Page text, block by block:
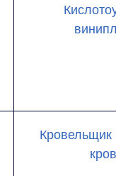
Кровельщик